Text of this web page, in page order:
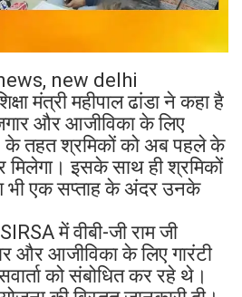
new delhi
मंत्री महीपाल ढांडा ने कहा है
और आजीविका के लिए
के तहत श्रमिकों को अब पहले के
मिलेगा। इसके साथ ही श्रमिकों
भी एक सप्ताह के अंदर उनके
में वीबी-जी राम जी
और आजीविका के लिए गारंटी
को संबोधित कर रहे थे।